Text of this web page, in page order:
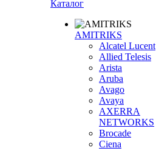
Каталог
AMITRIKS
Alcatel Lucent
Allied Telesis
Arista
Aruba
Avago
Avaya
AXERRA
NETWORKS
Brocade
Ciena